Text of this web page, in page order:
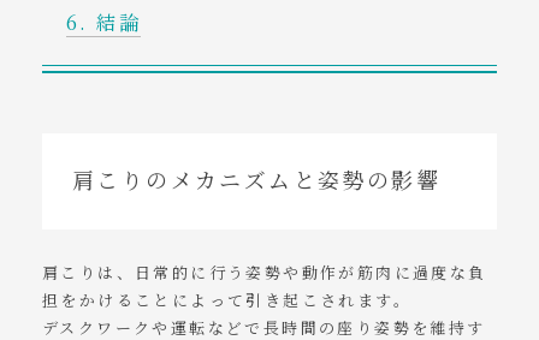
結論
肩こりのメカニズムと姿勢の影響
肩こりは、日常的に行う姿勢や動作が筋肉に過度な負
担をかけることによって引き起こされます。
デスクワークや運転などで長時間の座り姿勢を維持す